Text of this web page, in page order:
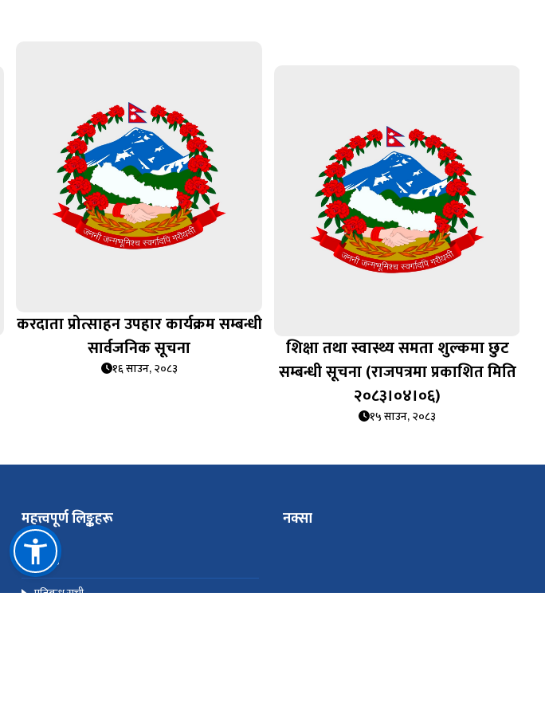
करदाता प्रोत्साहन उपहार कार्यक्रम सम्बन्धी
सार्वजनिक सूचना
१६ साउन, २०८३
शिक्षा तथा स्वास्थ्य समता शुल्कमा छुट
सम्बन्धी सूचना (राजपत्रमा प्रकाशित मिति
२०८३।०४।०६)
१५ साउन, २०८३
महत्त्वपूर्ण लिङ्कहरू
सम्पर्क
प्रतिबन्ध सूची
नक्सा